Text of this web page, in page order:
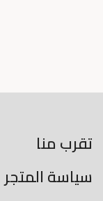
تقرب منا
سياسة المتجر